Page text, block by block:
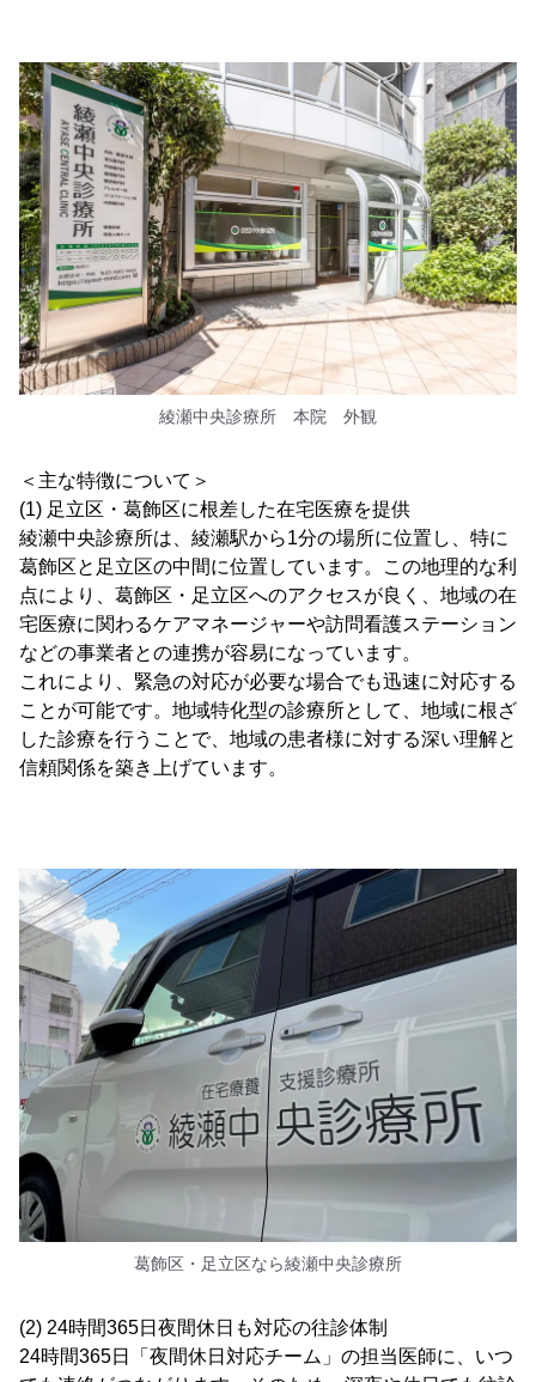
綾瀬中央診療所 本院 外観
＜主な特徴について＞
(1) 足立区・葛飾区に根差した在宅医療を提供
綾瀬中央診療所は、綾瀬駅から1分の場所に位置し、特に
葛飾区と足立区の中間に位置しています。この地理的な利
点により、葛飾区・足立区へのアクセスが良く、地域の在
宅医療に関わるケアマネージャーや訪問看護ステーション
などの事業者との連携が容易になっています。
これにより、緊急の対応が必要な場合でも迅速に対応する
ことが可能です。地域特化型の診療所として、地域に根ざ
した診療を行うことで、地域の患者様に対する深い理解と
信頼関係を築き上げています。
葛飾区・足立区なら綾瀬中央診療所
(2) 24時間365日夜間休日も対応の往診体制
24時間365日「夜間休日対応チーム」の担当医師に、いつ